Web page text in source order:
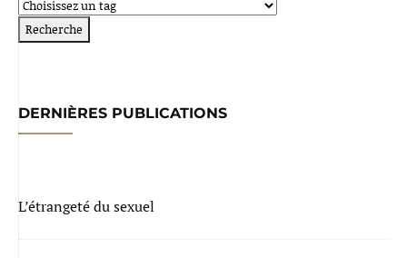
DERNIÈRES PUBLICATIONS
L’étrangeté du sexuel